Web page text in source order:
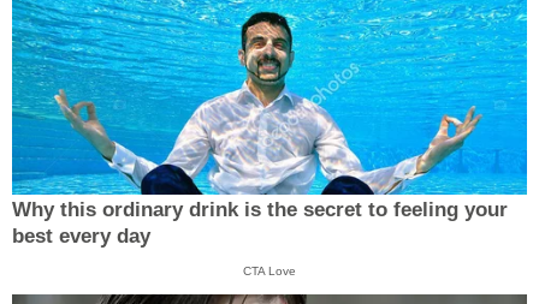
Why this ordinary drink is the secret to feeling your
best every day
CTA Love